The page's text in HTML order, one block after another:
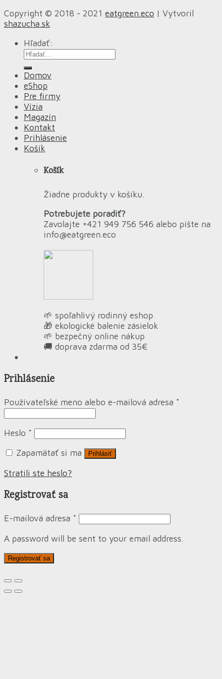
Copyright © 2018 - 2021 eatgreen.eco | Vytvoril
shazucha.sk
Hľadať:
Domov
eShop
Pre firmy
Vízia
Magazín
Kontakt
Prihlásenie
Košík
Košík
Žiadne produkty v košíku.
Potrebujete poradiť?
Zavolajte +421 949 756 546 alebo píšte na
info@eatgreen.eco
🌱 spoľahlivý rodinný eshop
🎁 ekologické balenie zásielok
🌱 bezpečný online nákup
🚚 doprava zdarma od 35€
Prihlásenie
Používateľské meno alebo e-mailová adresa *
Heslo *
Zapamätať si ma
Prihlásiť
Stratili ste heslo?
Registrovať sa
E-mailová adresa *
A password will be sent to your email address.
Registrovať sa